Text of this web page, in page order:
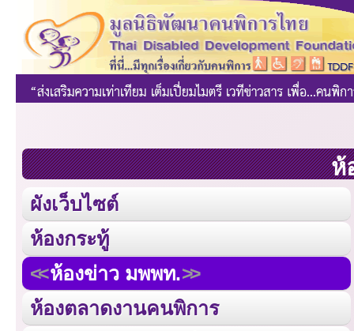
ห้
ผังเว็บไซต์
ห้องกระทู้
ห้องข่าว มพพท.
ห้องตลาดงานคนพิการ